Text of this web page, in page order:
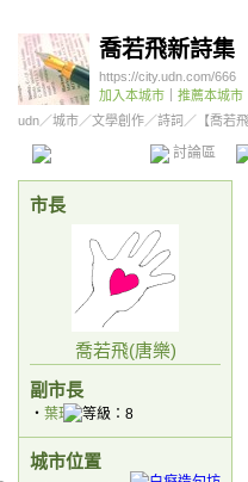
喬若飛新詩集
https://city.udn.com/666
加入本城市
推薦本城市
udn／城市／文學創作／詩詞 ／ 【喬若
討論區
市長
喬若飛(唐樂)
副市長
‧ 葉璠
城市位置